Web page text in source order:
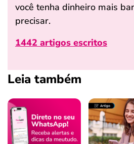
você tenha dinheiro mais
precisar.
1442 artigos escritos
Leia também